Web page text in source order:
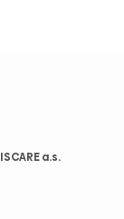
ISCARE a.s.